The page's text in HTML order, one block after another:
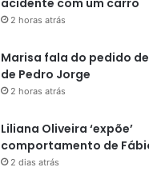
acidente com um carro
2 horas atrás
Marisa fala do pedido
de Pedro Jorge
2 horas atrás
Liliana Oliveira ‘expõe’
comportamento de
2 dias atrás